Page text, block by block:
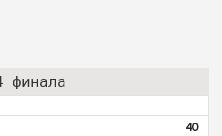
финала
40